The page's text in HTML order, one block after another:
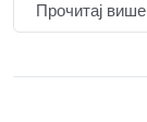
Прочитај више